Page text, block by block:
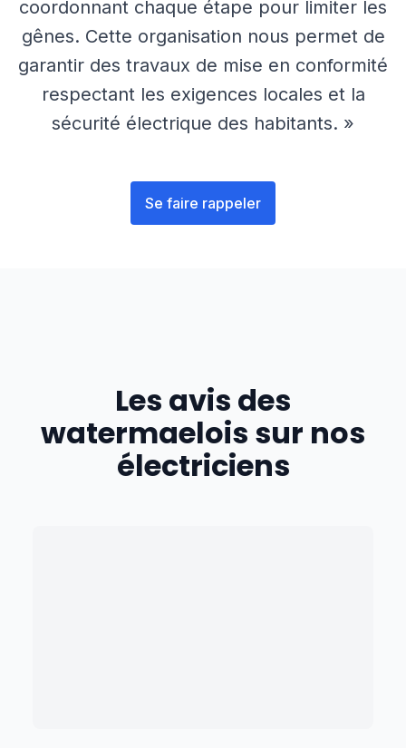
coordonnant chaque étape pour limiter les
gênes. Cette organisation nous permet de
garantir des travaux de mise en conformité
respectant les exigences locales et la
sécurité électrique des habitants. »
Se faire rappeler
Les avis des
watermaelois sur nos
électriciens